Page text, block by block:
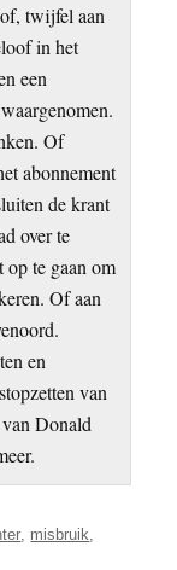
twijfel aan
in het
een
Of
abonnement
de krant
over te
op te gaan om
Of aan
en
van
Donald
, misbruik,